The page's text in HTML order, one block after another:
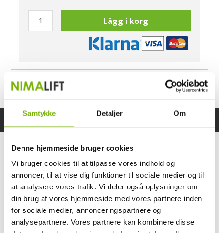
Samtykke Detaljer Om
Denne hjemmeside bruger cookies
Vi bruger cookies til at tilpasse vores indhold og
annoncer, til at vise dig funktioner til sociale medier og til
at analysere vores trafik. Vi deler også oplysninger om
din brug af vores hjemmeside med vores partnere inden
for sociale medier, annonceringspartnere og
analysepartnere. Vores partnere kan kombinere disse
Lägg i korg
Ring Morten